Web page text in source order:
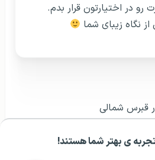
ی بهتر شما هستند!
رزرو مشاوره تخصصی
رو در اختیارتون قرار بدم.
نگاه زیبای شما
قبرس شمالی